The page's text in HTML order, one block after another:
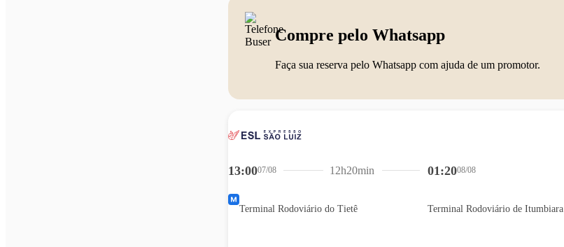
Compre pelo Whatsapp
Faça sua reserva pelo Whatsapp com ajuda de um promotor.
13:0007/08
Terminal Rodoviário do Tietê
01:2008/08
Terminal Rodoviário de Itumbiara
12h20min